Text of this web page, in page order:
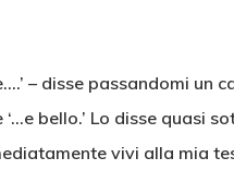
– disse passandomi
bello.’ Lo disse quasi
vivi alla mia